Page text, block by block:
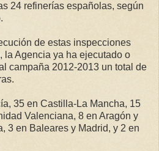
24 refinerías españolas, según
de estas inspecciones
la Agencia ya ha ejecutado o
campaña 2012-2013 un total de
35 en Castilla-La Mancha, 15
Valenciana, 8 en Aragón y
3 en Baleares y Madrid, y 2 en